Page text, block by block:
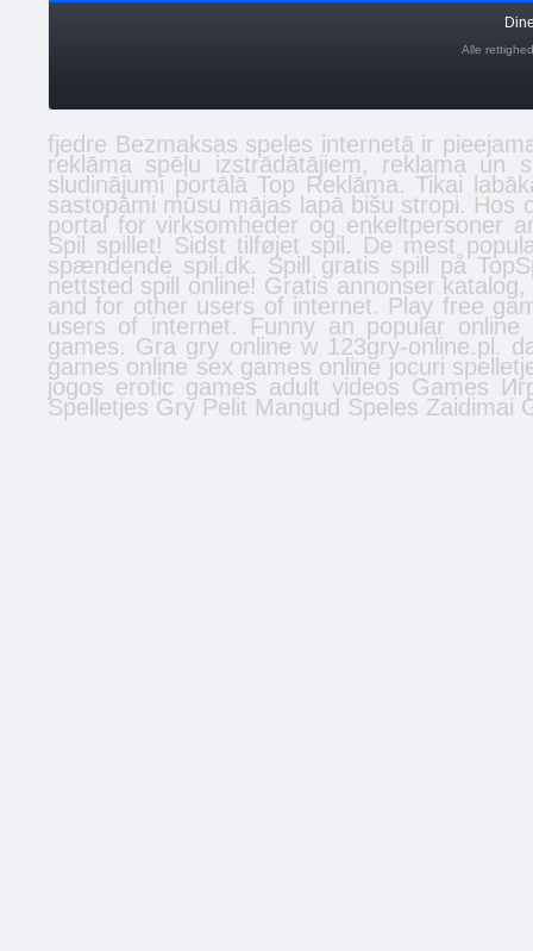
Alle
fjedre Bezmaksas speles internetā ir
reklāma spēļu izstrādātājiem, reklama un
sludinājumi portālā Top Reklāma. Tikai
sastopāmi mūsu mājas lapā bišu stropi. Hos
portal for virksomheder og enkeltpersoner
Spil spillet! Sidst tilføjet spil . De mest
spændende spil.dk. Spill gratis spill på
nettsted spill online! Gratis annonser katalog,
and for other users of internet. Play free
users of internet. Funny an popular
games. Gra gry online w 123gry-online.pl.
games online sex games online jocuri
jogos erotic games adult videos Games
Spelletjes Gry Pelit Mangud Speles Zaidimai